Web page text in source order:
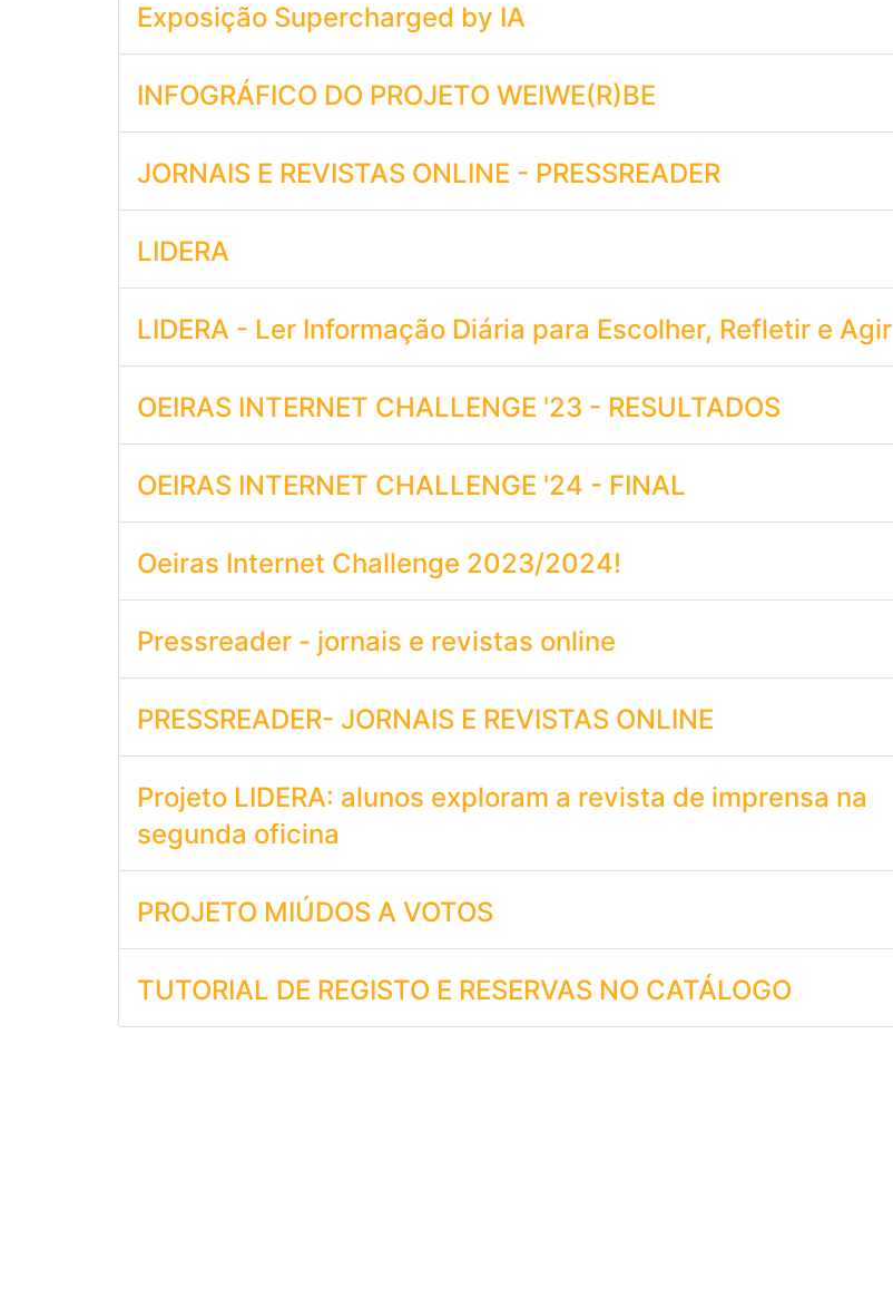
Exposição Supercharged by IA
INFOGRÁFICO DO PROJETO WEIWE(R)BE
JORNAIS E REVISTAS ONLINE - PRESSREADER
LIDERA
LIDERA - Ler Informação Diária para Escolher, Refletir e Agir
OEIRAS INTERNET CHALLENGE '23 - RESULTADOS
OEIRAS INTERNET CHALLENGE '24 - FINAL
Oeiras Internet Challenge 2023/2024!
Pressreader - jornais e revistas online
PRESSREADER- JORNAIS E REVISTAS ONLINE
Projeto LIDERA: alunos exploram a revista de imprensa na
segunda oficina
PROJETO MIÚDOS A VOTOS
TUTORIAL DE REGISTO E RESERVAS NO CATÁLOGO